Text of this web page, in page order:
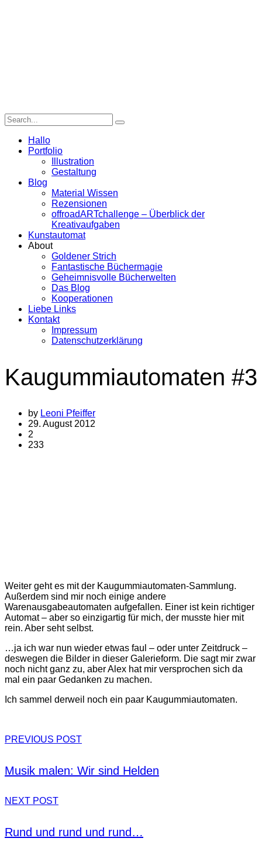
Hallo
Portfolio
Illustration
Gestaltung
Blog
Material Wissen
Rezensionen
offroadARTchallenge – Überblick der
Kreativaufgaben
Kunstautomat
About
Goldener Strich
Fantastische Büchermagie
Geheimnisvolle Bücherwelten
Das Blog
Kooperationen
Liebe Links
Kontakt
Impressum
Datenschutzerklärung
Kaugummiautomaten #3
by Leoni Pfeiffer
29. August 2012
2
233
Weiter geht es mit der Kaugummiautomaten-Sammlung.
Außerdem sind mir noch einige andere
Warenausgabeautomaten aufgefallen. Einer ist kein richtiger
Automat – aber so einzigartig für mich, der musste hier mit
rein. Aber seht selbst.
…ja ich war nun wieder etwas faul – oder unter Zeitdruck –
deswegen die Bilder in dieser Galerieform. Die sagt mir zwar
noch nicht ganz zu, aber Alex hat mir versprochen sich da
mal ein paar Gedanken zu machen.
Ich sammel derweil noch ein paar Kaugummiautomaten.
PREVIOUS POST
Musik malen: Wir sind Helden
NEXT POST
Rund und rund und rund…